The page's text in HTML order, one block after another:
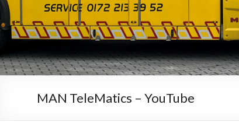
MAN TeleMatics – YouTube